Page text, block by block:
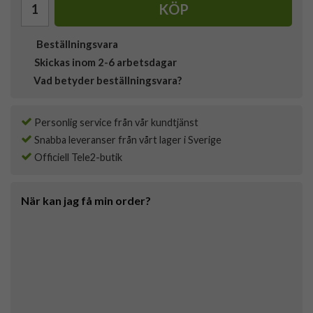
KÖP
Beställningsvara
Skickas inom 2-6 arbetsdagar
Vad betyder beställningsvara?
Personlig service från vår kundtjänst
Snabba leveranser från vårt lager i Sverige
Officiell Tele2-butik
När kan jag få min order?